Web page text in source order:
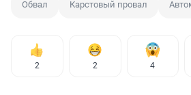
Обвал Карстовый провал
2 2 4